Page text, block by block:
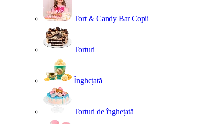
Tort & Candy Bar Copii
Torturi
Înghețată
Torturi de înghețată